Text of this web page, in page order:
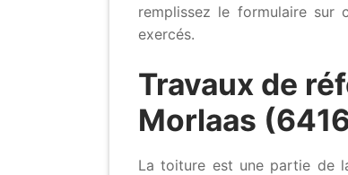
remplissez le formulaire sur
exercés.
Travaux de
Morlaas
La toiture est une partie de